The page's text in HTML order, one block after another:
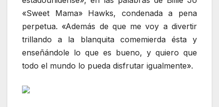
«Sweet Mama» Hawks, condenada a pena
perpetua. «Además de que me voy a divertir
trillando a la blanquita comemierda ésta y
enseñándole lo que es bueno, y quiero que
todo el mundo lo pueda disfrutar igualmente».